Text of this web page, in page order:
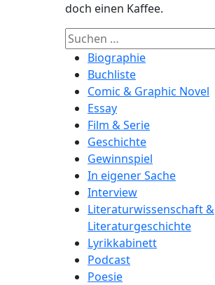
doch einen Kaffee.
Suchen
nach:Biographie
Buchliste
Comic & Graphic Novel
Essay
Film & Serie
Geschichte
Gewinnspiel
In eigener Sache
Interview
Literaturwissenschaft &
Literaturgeschichte
Lyrikkabinett
Podcast
Poesie